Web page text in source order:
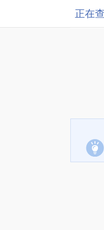
正在